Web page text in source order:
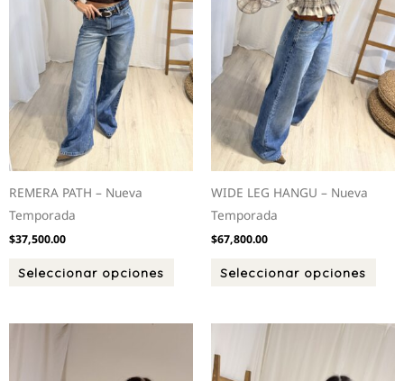
REMERA PATH – Nueva
Temporada
$37,500.00
Seleccionar opciones
se
pueden
elegir
en
la
producto
WIDE LEG HANGU – Nueva
Temporada
$67,800.00
Seleccionar opciones
se
en
la
de
producto
Este